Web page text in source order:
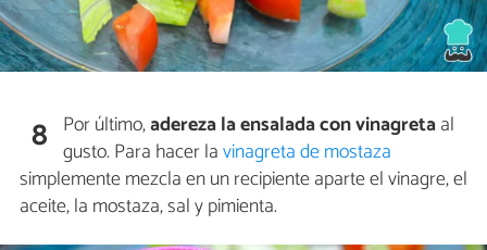
8 Por último,adereza la ensalada convinagretaal
gusto. Para hacer lavinagreta de mostaza
simplemente mezcla en un recipiente aparte el vinagre, el
aceite, la mostaza, sal y pimienta.